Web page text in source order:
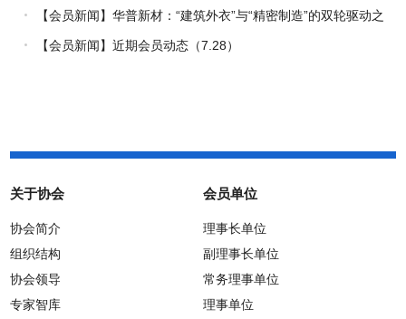
【会员新闻】华普新材：“建筑外衣”与“精密制造”的双轮驱动之
路
【会员新闻】近期会员动态（7.28）
关于协会
协会简介
组织结构
协会领导
专家智库
会员单位
理事长单位
副理事长单位
常务理事单位
理事单位